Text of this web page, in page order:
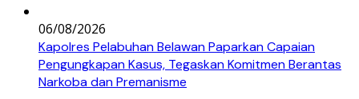
06/08/2026
Kapolres Pelabuhan Belawan Paparkan Capaian
Pengungkapan Kasus, Tegaskan Komitmen Berantas
Narkoba dan Premanisme